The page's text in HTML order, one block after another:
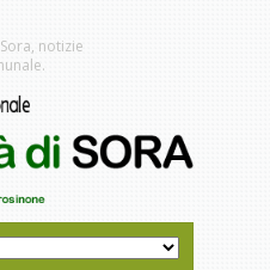
notizie